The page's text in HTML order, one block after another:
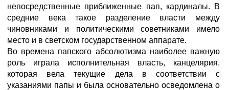
непосредственные приближенные пап, кардиналы. В
средние века такое разделение власти между
чиновниками и политическими советниками имело
место и в светском государственном аппарате.
Во времена папского абсолютизма наиболее важную
роль играла исполнительная власть, канцелярия,
которая вела текущие дела в соответствии с
указаниями папы и была основательно осведомлена о